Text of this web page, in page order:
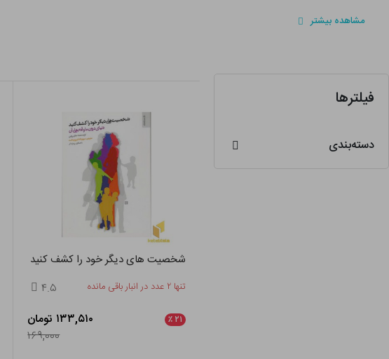
مشاهده بیشتر
فیلترها
دسته‌بندی
شخصیت های دیگر خود را کشف کنید
تنها ۲ عدد در انبار باقی مانده ۴.۵
۲۱ ٪
۱۳۳,۵۱۰ تومان
۱۶۹,۰۰۰